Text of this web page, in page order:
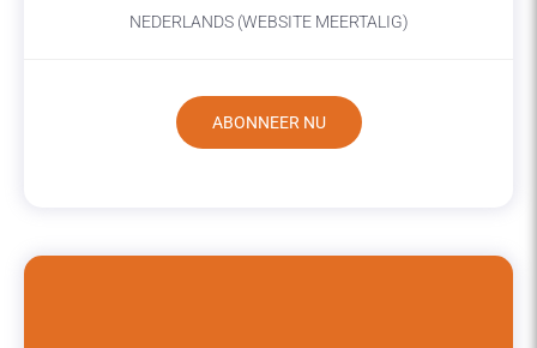
NEDERLANDS (WEBSITE MEERTALIG)
ABONNEER NU